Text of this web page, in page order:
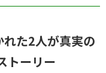
れた2人が真実の
トーリー